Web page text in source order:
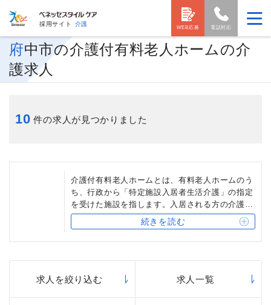
採用サイト 介護
電話対応
WEB応募
府中市の介護付有料老人ホームの介
護求人
10 件の求人が見つかりました
介護付有料老人ホームとは、有料老人ホームのう
ち、行政から「特定施設入居者生活介護」の指定
を受けた施設を指します。入居される方の介護度
に応じて、「入居時自立型」「介護専用型」「混
合型」の3タイプがあります。多くの介護付有料
老人ホームでは、24時間体制でサービスを提供し
「まどか」などのさまざまなシリーズの介護付有
続きを読む
求人を絞り込む 求人一覧